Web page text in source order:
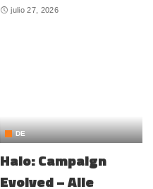
julio 27, 2026
DE
Halo: Campaign
Evolved – Alle